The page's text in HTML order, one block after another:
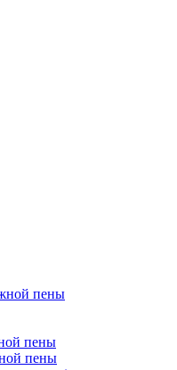
пены
пены
пены